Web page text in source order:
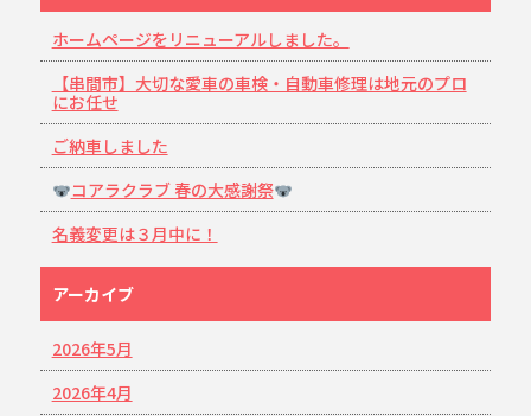
ホームページをリニューアルしました。
【串間市】大切な愛車の車検・自動車修理は地元のプロ
にお任せ
ご納車しました
コアラクラブ 春の大感謝祭
名義変更は３月中に！
アーカイブ
2026年5月
2026年4月